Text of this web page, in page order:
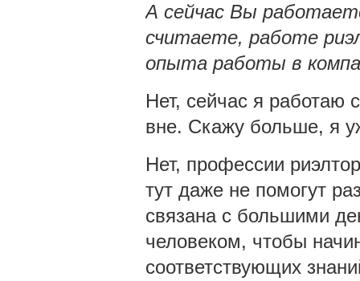
А сейчас Вы
считаете, работе
опыта работы в
Нет, сейчас я работаю
вне. Скажу больше, я
Нет, профессии
тут даже не помогут
связана с большими
человеком, чтобы
соответствующих